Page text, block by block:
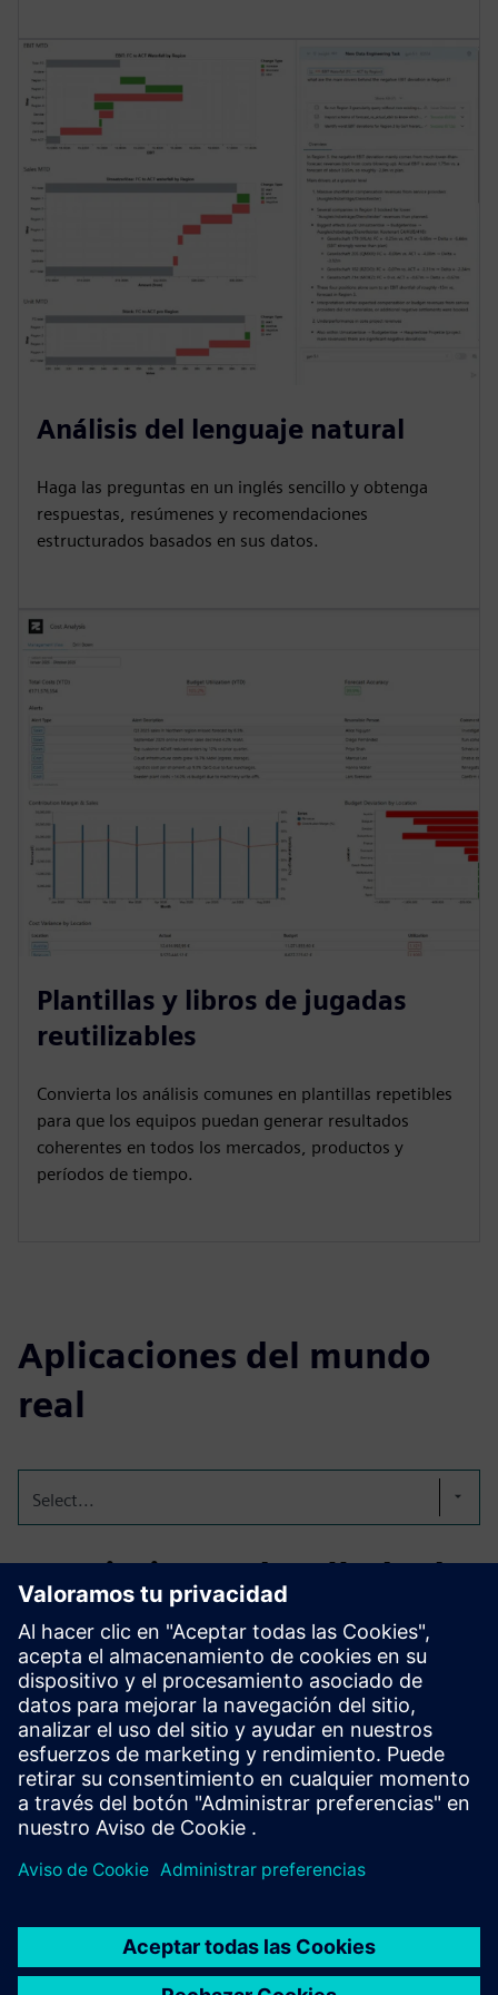
Análisis del lenguaje natural
Haga las preguntas en un inglés sencillo y obtenga
respuestas, resúmenes y recomendaciones
estructurados basados en sus datos.
Plantillas y libros de jugadas
reutilizables
Convierta los análisis comunes en plantillas repetibles
para que los equipos puedan generar resultados
coherentes en todos los mercados, productos y
períodos de tiempo.
Aplicaciones del mundo
real
Select...
Seguimiento detallado de
los KPI en todas las
fuentes de datos.
Desde los costes de flete, la optimización de rutas, las tasas
de utilización y las recomendaciones de precios, hasta el
análisis del ciclo completo.